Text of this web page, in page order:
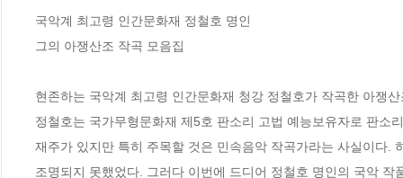
국악계 최고령 인간문화재 정철호 명인
그의 아쟁산조 작곡 모음집
현존하는 국악계 최고령 인간문화재 청강 정철호가 작곡한 아쟁
정철호는 국가무형문화재 제5호 판소리 고법 예능보유자로 판소
재주가 있지만 특히 주목할 것은 민속음악 작곡가라는 사실이다.
조명되지 못했었다. 그러다 이번에 드디어 정철호 명인의 국악